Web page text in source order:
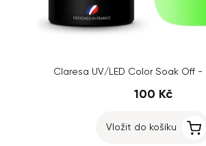
Claresa UV/LED Color Soak Off -
100 Kč
Vložit do košíku